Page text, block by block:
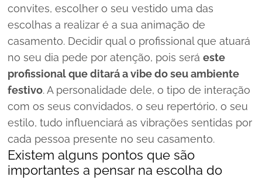
convites, escolher o seu vestido uma das
escolhas a realizar é a sua animação de
casamento. Decidir qual o profissional que atuará
no seu dia pede por atenção, pois será este
profissional que ditará a vibe do seu ambiente
festivo. A personalidade dele, o tipo de interação
com os seus convidados, o seu repertório, o seu
estilo, tudo influenciará as vibrações sentidas por
cada pessoa presente no seu casamento.
Existem alguns pontos que são
importantes a pensar na escolha do